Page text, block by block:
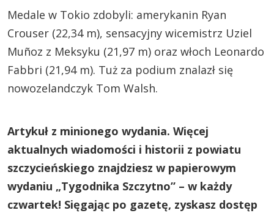
Medale w Tokio zdobyli: amerykanin Ryan
Crouser (22,34 m), sensacyjny wicemistrz Uziel
Muñoz z Meksyku (21,97 m) oraz włoch Leonardo
Fabbri (21,94 m). Tuż za podium znalazł się
nowozelandczyk Tom Walsh.
Artykuł z minionego wydania. Więcej
aktualnych wiadomości i historii z powiatu
szczycieńskiego znajdziesz w papierowym
wydaniu „Tygodnika Szczytno” – w każdy
czwartek! Sięgając po gazetę, zyskasz dostęp